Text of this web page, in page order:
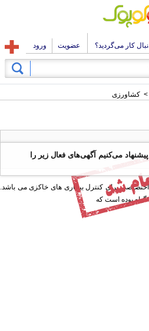
کار می‌گردید؟ عضویت ورود
> کشاورزی
برای کنترل بیماری های خاکزی می باشد.
بوده است که
می‌کنیم آگهی‌های فعال زیر را